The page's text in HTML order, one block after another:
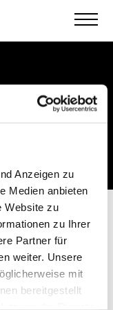
Anzeigen zu
Medien anbieten
Website zu
zu Ihrer
Partner für
weiter. Unsere
mit
bereitgestellt
anzeigen